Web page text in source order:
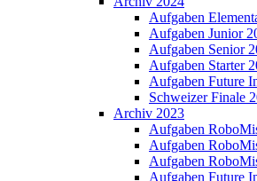
Aufgaben
Aufgaben Junior
Aufgaben Senior
Aufgaben Starter
Aufgaben Future
Schweizer Finale
Archiv 2023
Aufgaben
Aufgaben
Aufgaben
Aufgaben Future